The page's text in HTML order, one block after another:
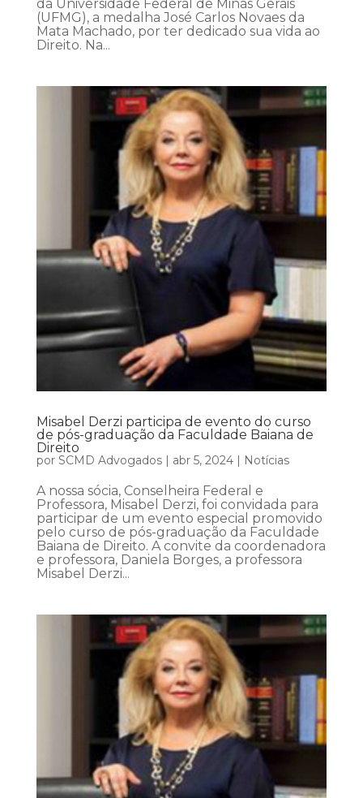
da Universidade Federal de Minas Gerais
(UFMG), a medalha José Carlos Novaes da
Mata Machado, por ter dedicado sua vida ao
Direito. Na...
Misabel Derzi participa de evento do curso
de pós-graduação da Faculdade Baiana de
Direito
por SCMD Advogados| abr 5, 2024| Notícias
A nossa sócia, Conselheira Federal e
Professora, Misabel Derzi, foi convidada para
participar de um evento especial promovido
pelo curso de pós-graduação da Faculdade
Baiana de Direito. A convite da coordenadora
e professora, Daniela Borges, a professora
Misabel Derzi...